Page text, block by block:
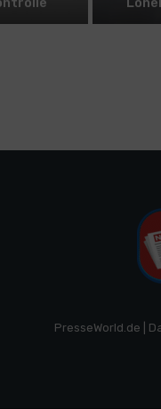
PresseWorld.de |